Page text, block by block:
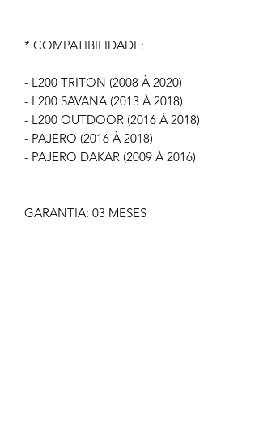
* COMPATIBILIDADE:
- L200 TRITON (2008 À 2020)
- L200 SAVANA (2013 À 2018)
- L200 OUTDOOR (2016 À 2018)
- PAJERO (2016 À 2018)
- PAJERO DAKAR (2009 À 2016)
GARANTIA: 03 MESES